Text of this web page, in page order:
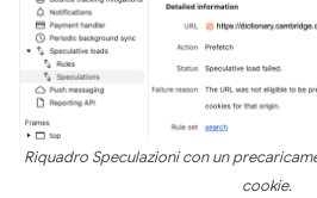
Riquadro Speculazioni con un
cookie.